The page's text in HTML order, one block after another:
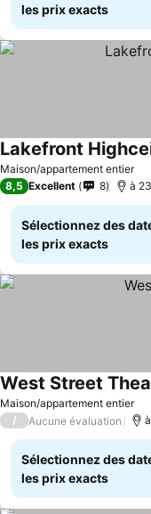
les prix exacts
Maison/appartement entier
Lakefront
8,5 Excellent 8 à
Sélectionnez des
les prix exacts
Maison/appartement entier
West Street
/ Aucune évaluation
Sélectionnez des
les prix exacts